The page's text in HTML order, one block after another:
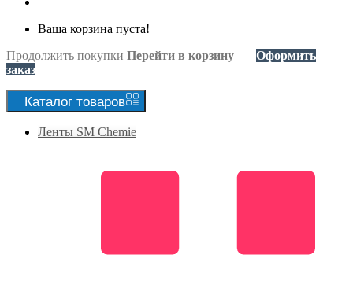
Ваша корзина пуста!
Продолжить покупки Перейти в корзину
Оформить
заказ
Каталог товаров
Ленты SM Chemie